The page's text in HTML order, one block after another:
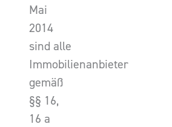
Mai
2014
sind alle
Immobilienanbieter
gemäß
§§ 16,
16 a